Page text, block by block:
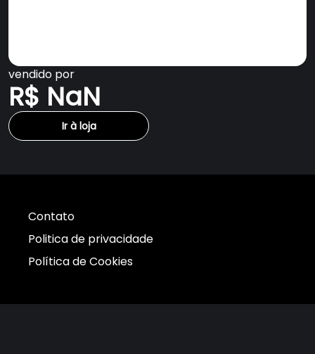
vendido por
R$ NaN
Ir à loja
Contato
Politica de privacidade
Política de Cookies